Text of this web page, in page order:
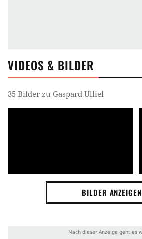
VIDEOS & BILDER
35 Bilder zu Gaspard Ulliel
BILDER ANZEIGEN